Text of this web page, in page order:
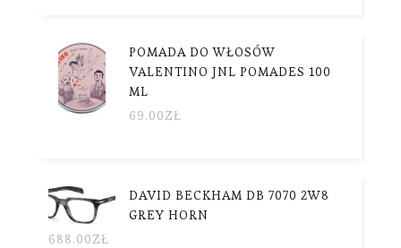
POMADA DO WŁOSÓW
VALENTINO JNL POMADES 100
ML
69.00ZŁ
DAVID BECKHAM DB 7070 2W8
GREY HORN
688.00ZŁ